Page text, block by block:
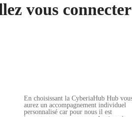
vous
En choisissant la CyberiaHub Hub
aurez un accompagnement individuel
personnalisé car pour nous il est